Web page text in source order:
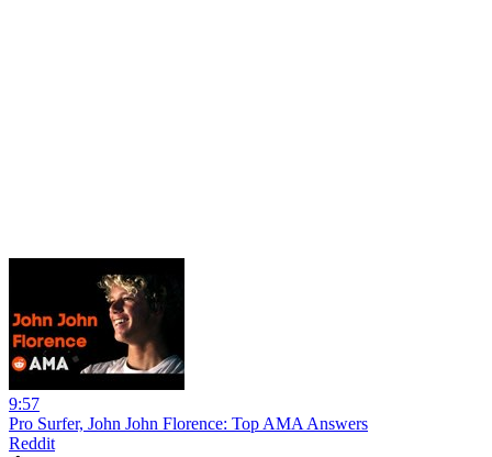
9:57
Pro Surfer, John John Florence: Top AMA Answers
Reddit